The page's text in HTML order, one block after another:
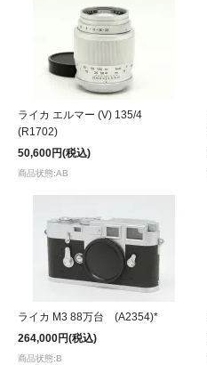
ライカ エルマー (V) 135/4
(R1702)
50,600円(税込)
商品状態:AB
ライカ M3 88万台 (A2354)*
264,000円(税込)
商品状態:B